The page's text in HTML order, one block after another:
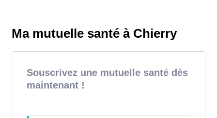
Ma mutuelle santé à Chierry
Souscrivez une mutuelle santé dès
maintenant !